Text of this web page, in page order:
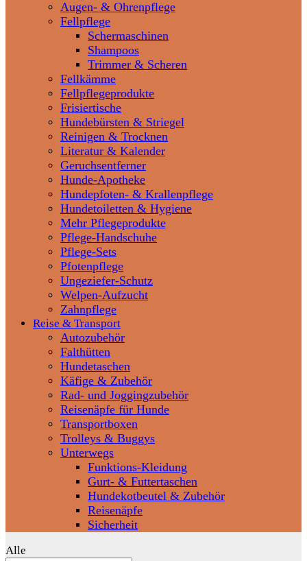
Augen- & Ohrenpflege
Fellpflege
Schermaschinen
Shampoos
Trimmer & Scheren
Fellkämme
Fellpflegeprodukte
Frisiertische
Hundebürsten & Striegel
Reinigen & Trocknen
Literatur & Kalender
Geruchsentferner
Hunde-Apotheke
Hundepfoten- & Krallenpflege
Hundetoiletten & Hygiene
Mehr Pflegeprodukte
Pflege-Handschuhe
Pflege-Sets
Pfotenpflege
Ungeziefer-Schutz
Welpen-Aufzucht
Zahnpflege
Reise & Transport
Autozubehör
Falthütten
Hundetaschen
Käfige & Zubehör
Rad- und Joggingzubehör
Reisenäpfe für Hunde
Transportboxen
Trolleys & Buggys
Unterwegs
Funktions-Kleidung
Gurt- & Futtertaschen
Hundekotbeutel & Zubehör
Reisenäpfe
Sicherheit
Alle